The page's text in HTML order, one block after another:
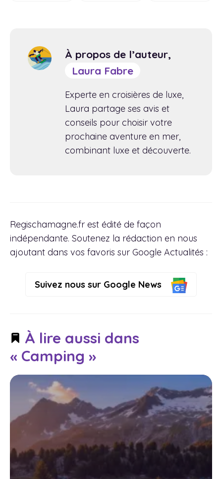
À propos de l’auteur,
Laura Fabre
Experte en croisières de luxe,
Laura partage ses avis et
conseils pour choisir votre
prochaine aventure en mer,
combinant luxe et découverte.
Regischamagne.fr est édité de façon
indépendante. Soutenez la rédaction en nous
ajoutant dans vos favoris sur Google Actualités :
Suivez nous sur Google News
À lire aussi dans
« Camping »